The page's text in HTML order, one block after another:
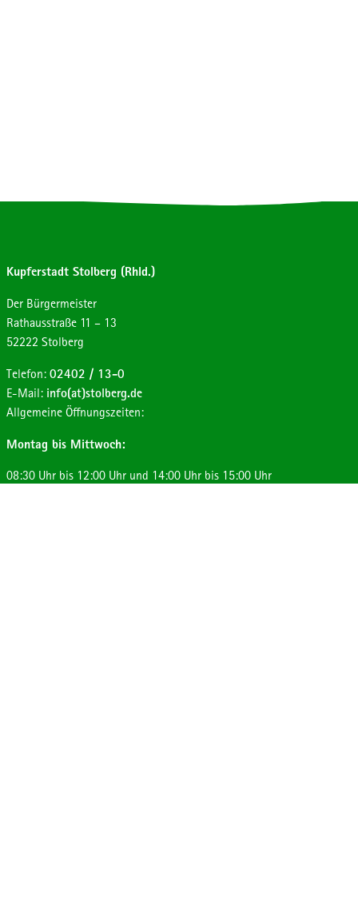
Kupferstadt Stolberg (Rhld.)
Der Bürgermeister
Strasse:
Rathausstraße Hausnummer:
11 – 13
Postleitzahl:
52222 Ort:
Stolberg
Telefon: 02402 / 13-0
E-Mail: info(at)stolberg.de
Allgemeine Öffnungszeiten:
Montag bis Mittwoch:
08:30 Uhr bis 12:00 Uhr und 14:00 Uhr bis 15:00 Uhr